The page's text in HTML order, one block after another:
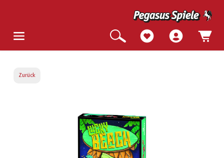
Zurück
Bildergalerie überspringen